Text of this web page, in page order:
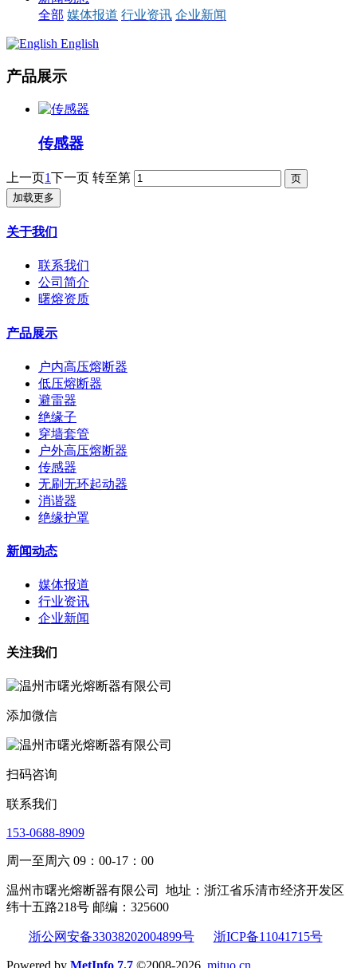
全部 媒体报道 行业资讯 企业新闻
English
产品展示
传感器
上一页1下一页 转至第
加载更多
关于我们
联系我们
公司简介
曙熔资质
产品展示
户内高压熔断器
低压熔断器
避雷器
绝缘子
穿墙套管
户外高压熔断器
传感器
无刷无环起动器
消谐器
绝缘护罩
新闻动态
媒体报道
行业资讯
企业新闻
关注我们
添加微信
扫码咨询
联系我们
153-0688-8909
周一至周六 09：00-17：00
温州市曙光熔断器有限公司
地址：浙江省乐清市经济开发区
纬十五路218号 邮编：325600
浙公网安备33038202004899号 浙ICP备11041715号
Powered by MetInfo 7.7 ©2008-2026 mituo.cn